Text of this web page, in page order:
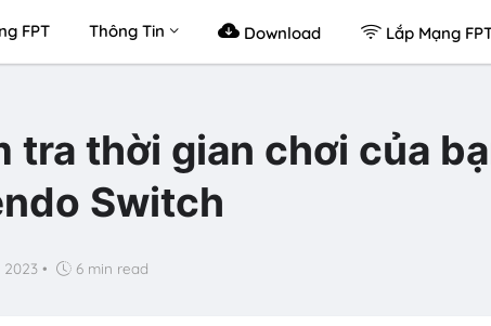
FPT Thông Tin Download Lắp Mạng
tra thời gian chơi của
Switch
2023 • 6 min read